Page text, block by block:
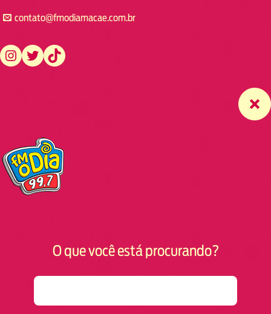
contato@fmodiamacae.com.br
https://www.instagram.com/fmodia.macae/ https://twitter.com/fmodia.macae/ https://www.tiktok.com/@fmodia.macae
O que você está procurando?